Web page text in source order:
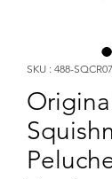
SKU : 488-